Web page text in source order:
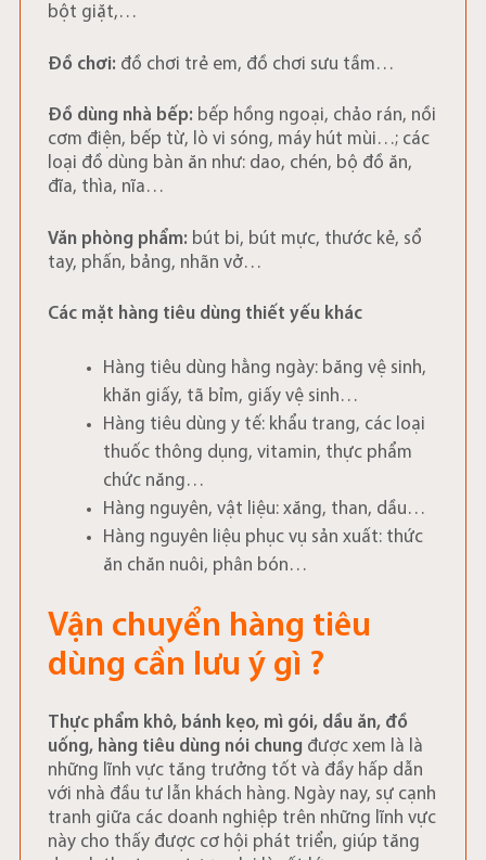
bột giặt,…
Đồ chơi: đồ chơi trẻ em, đồ chơi sưu tầm…
Đồ dùng nhà bếp: bếp hồng ngoại, chảo rán, nồi
cơm điện, bếp từ, lò vi sóng, máy hút mùi…; các
loại đồ dùng bàn ăn như: dao, chén, bộ đồ ăn,
đĩa, thìa, nĩa…
Văn phòng phẩm: bút bi, bút mực, thước kẻ, sổ
tay, phấn, bảng, nhãn vở…
Các mặt hàng tiêu dùng thiết yếu khác
Hàng tiêu dùng hằng ngày: băng vệ sinh,
khăn giấy, tã bỉm, giấy vệ sinh…
Hàng tiêu dùng y tế: khẩu trang, các loại
thuốc thông dụng, vitamin, thực phẩm
chức năng…
Hàng nguyên, vật liệu: xăng, than, dầu…
Hàng nguyên liệu phục vụ sản xuất: thức
ăn chăn nuôi, phân bón…
Vận chuyển hàng tiêu
dùng cần lưu ý gì ?
Thực phẩm khô, bánh kẹo, mì gói, dầu ăn, đồ
uống, hàng tiêu dùng nói chungđược xem là là
những lĩnh vực tăng trưởng tốt và đầy hấp dẫn
với nhà đầu tư lẫn khách hàng. Ngày nay, sự cạnh
tranh giữa các doanh nghiệp trên những lĩnh vực
này cho thấy được cơ hội phát triển, giúp tăng